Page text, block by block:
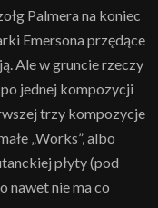
Palmera na koniec
Emersona przędące
Ale w gruncie rzeczy
jednej kompozycji
trzy kompozycje
„Works”, albo
płyty (pod
nawet nie ma co